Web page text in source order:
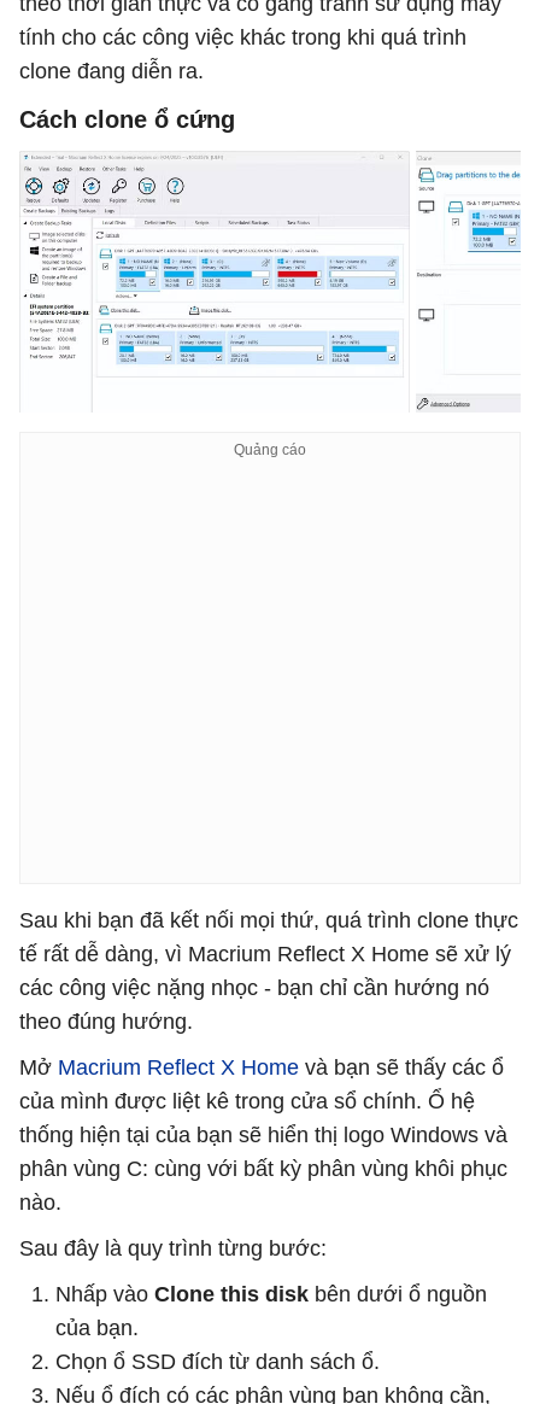
tính cho các công việc khác trong khi quá trình
clone đang diễn ra.
Cách clone ổ cứng
Sau khi bạn đã kết nối mọi thứ, quá trình clone thực
tế rất dễ dàng, vì Macrium Reflect X Home sẽ xử lý
các công việc nặng nhọc - bạn chỉ cần hướng nó
theo đúng hướng.
Mở Macrium Reflect X Home và bạn sẽ thấy các ổ
của mình được liệt kê trong cửa sổ chính. Ổ hệ
thống hiện tại của bạn sẽ hiển thị logo Windows và
phân vùng C: cùng với bất kỳ phân vùng khôi phục
nào.
Sau đây là quy trình từng bước:
Nhấp vào Clone this disk bên dưới ổ nguồn
của bạn.
Chọn ổ SSD đích từ danh sách ổ.
Nếu ổ đích có các phân vùng bạn không cần,